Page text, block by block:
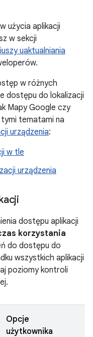
użycia aplikacji
w sekcji
uaktualniania
w różnych
dostępu do lokalizacji
Mapy Google czy
tymi tematami na
urządzenia:
w tle
urządzenia
dostępu aplikacji
korzystania
do dostępu do
wszystkich aplikacji
poziomy kontroli
Opcje
użytkownika